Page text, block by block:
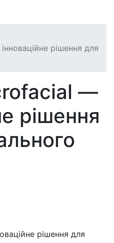
рішення для
—
рішення